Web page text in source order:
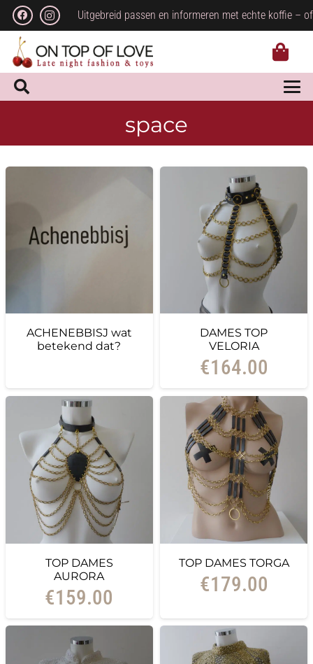
Uitgebreid passen en informeren met echte koffie –
space
ACHENEBBISJ wat
betekend dat?
DAMES TOP
VELORIA
€164.00
TOP DAMES
AURORA
€159.00
TOP DAMES TORGA
€179.00